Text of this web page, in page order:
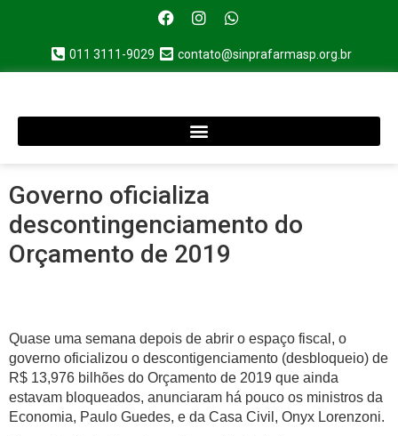
011 3111-9029 contato@sinprafarmasp.org.br
Governo oficializa
descontingenciamento do
Orçamento de 2019
Quase uma semana depois de abrir o espaço fiscal, o
governo oficializou o descontigenciamento (desbloqueio) de
R$ 13,976 bilhões do Orçamento de 2019 que ainda
estavam bloqueados, anunciaram há pouco os ministros da
Economia, Paulo Guedes, e da Casa Civil, Onyx Lorenzoni.